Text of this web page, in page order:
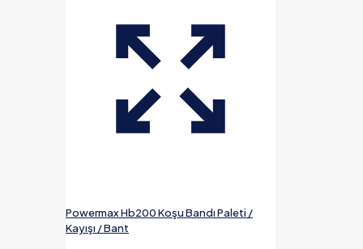
Powermax Hb200 Koşu Bandı Paleti /
Kayışı / Bant